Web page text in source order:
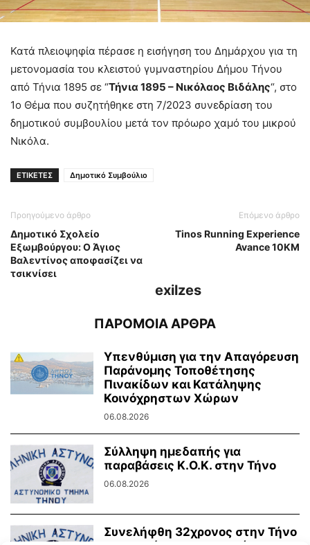
Κατά πλειοψηφία πέρασε η εισήγηση του Δημάρχου για τη
μετονομασία του κλειστού γυμναστηρίου Δήμου Τήνου
από Τήνια 1895 σε “Τήνια 1895 – Νικόλαος Βιδάλης“, στο
1ο Θέμα που συζητήθηκε στη 7/2023 συνεδρίαση του
δημοτικού συμβουλίου μετά τον πρόωρο χαμό του μικρού
Νικόλα.
ΕΤΙΚΕΤΕΣ Δημοτικό Συμβούλιο
Προηγούμενο άρθρο
Δημοτικό Σχολείο
Εξωμβούργου: Ο Άγιος
Βαλεντίνος αποφασίζει να
τσικνίσει
Επόμενο άρθρο
Tinos Running Experience
Avance 10KM
exilzes
ΠΑΡΟΜΟΙΑ ΑΡΘΡΑ
Υπενθύμιση για την Απαγόρευση
Παράνομης Τοποθέτησης
Πινακίδων και Κατάληψης
Κοινόχρηστων Χώρων
06.08.2026
Σύλληψη ημεδαπής για
παραβάσεις Κ.Ο.Κ. στην Τήνο
06.08.2026
Συνελήφθη 32χρονος στην Τήνο